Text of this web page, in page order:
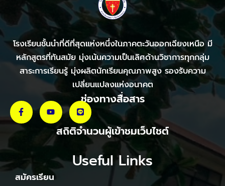
โรงเรียนชั้นนำที่ดีที่สุดแห่งหนึ่งในภาคตะวันออกเฉียงเหนือ มี
หลักสูตรที่ทันสมัย มุ่งเน้นความเป็นเลิศด้านวิชาการทุกกลุ่ม
สาระการเรียนรู้ มุ่งผลิตนักเรียนคุณภาพสูง รองรับความ
เปลี่ยนแปลงแห่งอนาคต
ช่องทางสื่อสาร
สถิติจำนวนผู้เข้าชมเว็บไชต์
Useful Links
สมัครเรียน